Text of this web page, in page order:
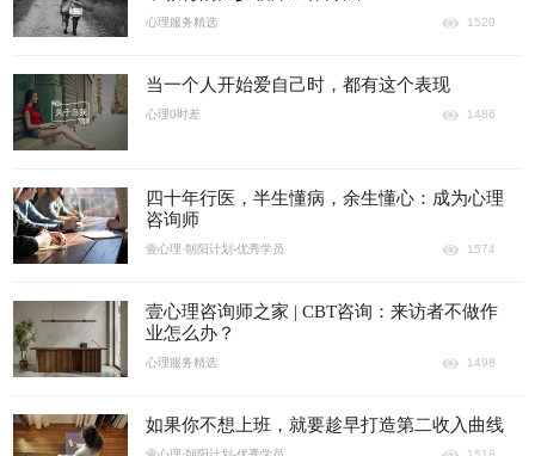
心理服务精选 1520
当一个人开始爱自己时，都有这个表现
心理0时差 1486
四十年行医，半生懂病，余生懂心：成为心理
咨询师
壹心理·朝阳计划-优秀学员 1574
壹心理咨询师之家 | CBT咨询：来访者不做作
业怎么办？
心理服务精选 1498
如果你不想上班，就要趁早打造第二收入曲线